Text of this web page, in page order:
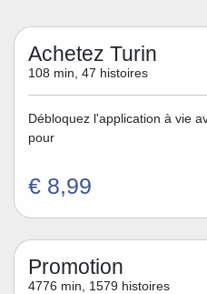
Achetez Turin
108 min, 47 histoires
Débloquez l'application à vie
pour
€ 8,99
Promotion
4776 min, 1579 histoires